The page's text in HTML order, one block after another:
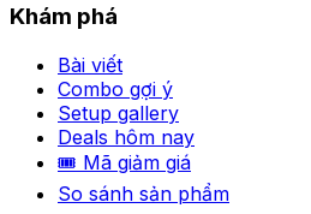
Khám phá
Bài viết
Combo gợi ý
Setup gallery
Deals hôm nay
🎟 Mã giảm giá
So sánh sản phẩm